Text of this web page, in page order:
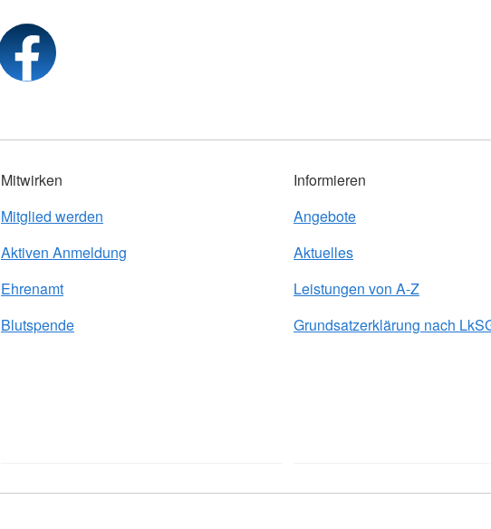
Mitwirken
Mitglied werden
Aktiven Anmeldung
Ehrenamt
Blutspende
Informieren
Angebote
Aktuelles
Leistungen von A-Z
Grundsatzerklärung nach